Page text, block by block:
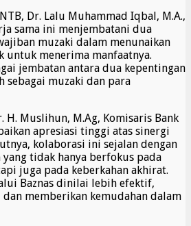
Dr. Lalu Muhammad Iqbal, M.A.,
sama ini menjembatani dua
muzaki dalam menunaikan
untuk menerima manfaatnya.
jembatan antara dua kepentingan
sebagai muzaki dan para
H. Muslihun, M.Ag, Komisaris Bank
apresiasi tinggi atas sinergi
kolaborasi ini sejalan dengan
yang tidak hanya berfokus pada
juga pada keberkahan akhirat.
Baznas dinilai lebih efektif,
memberikan kemudahan dalam